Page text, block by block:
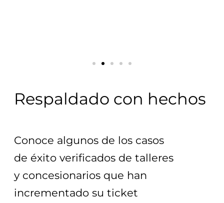
Respaldado con hechos
Conoce algunos de los casos
de éxito verificados de talleres
y concesionarios que han
incrementado su ticket